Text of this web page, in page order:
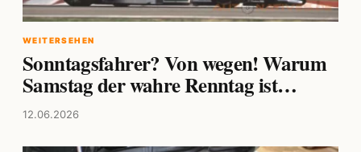
WEITERSEHEN
Sonntagsfahrer? Von wegen! Warum
Samstag der wahre Renntag ist…
12.06.2026